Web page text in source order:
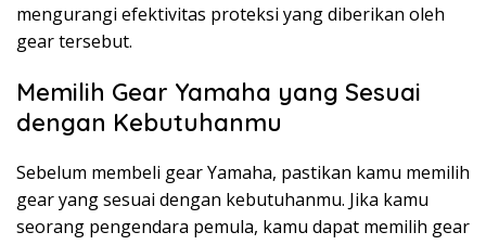
mengurangi efektivitas proteksi yang diberikan oleh
gear tersebut.
Memilih Gear Yamaha yang Sesuai
dengan Kebutuhanmu
Sebelum membeli gear Yamaha, pastikan kamu memilih
gear yang sesuai dengan kebutuhanmu. Jika kamu
seorang pengendara pemula, kamu dapat memilih gear